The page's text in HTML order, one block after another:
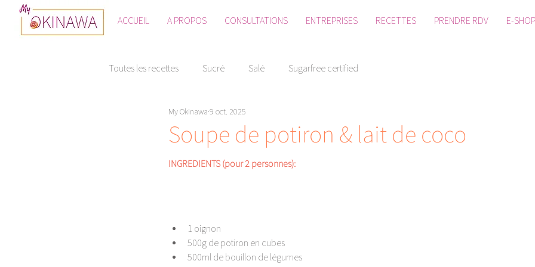
ACCUEIL A PROPOS CONSULTATIONS ENTREPRISES RECETTES PRENDRE RDV E-SHOP
Toutes les recettes Sucré Salé Sugarfree certified
Soupe de potiron & lait de coco
My Okinawa 9 oct. 2025
INGREDIENTS (pour 2 personnes):
1 oignon
500g de potiron en cubes
500ml de bouillon de légumes